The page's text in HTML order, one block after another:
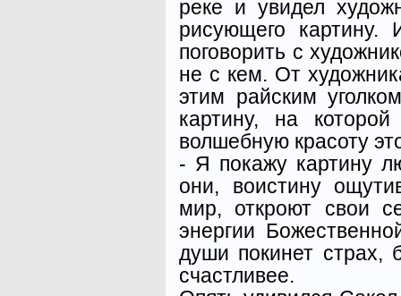
реке и увидел
рисующего картину.
поговорить с
не с кем. От
этим райским
картину, на
волшебную красоту
- Я покажу картину
они, воистину
мир, откроют свои
энергии
души покинет страх,
счастливее.